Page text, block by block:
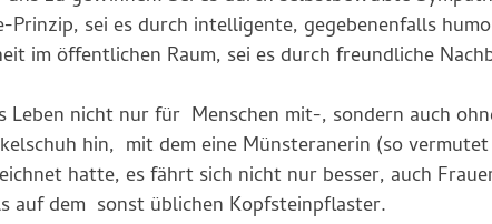
sei es durch intelligente, gegebenenfalls
im öffentlichen Raum, sei es durch freundliche
Leben nicht nur für Menschen mit-, sondern auch
hin, mit dem eine Münsteranerin (so
hatte, es fährt sich nicht nur besser, auch
auf dem sonst üblichen Kopfsteinpflaster.